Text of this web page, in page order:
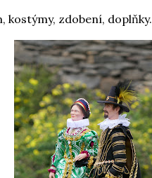
kostýmy, zdobení, doplňky.